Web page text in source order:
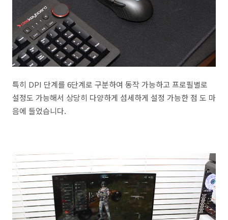
특히 DPI 단계를 6단계로 구분하여 동작 가능하고 프로필별로
설정도 가능해서 상당히 다양하게 섬세하게 설정 가능한 점 도 마
음에 들었습니다.